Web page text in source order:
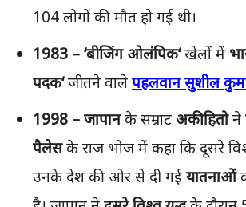
104 लोगों की मौत हो गई थी।
1983 – ‘बीजिंग ओलंपिक‘खेलों में
पदक‘जीतने वालेपहलवानसुशील
1998 –जापानके सम्राट अकीहितोने
पैलेसके राज भोज में कहा कि दूसरे
उनके देश की ओर से दी गईयातनाओं